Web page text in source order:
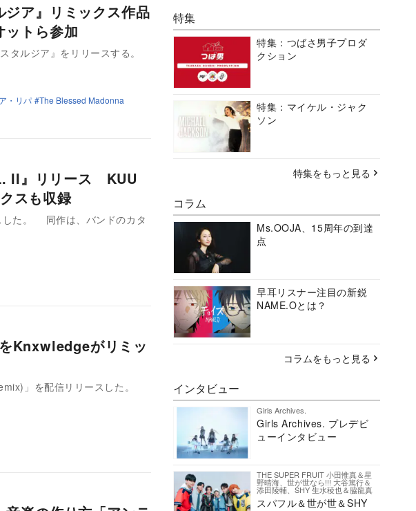
ア』リミックス作品
トら参加
ルジア』をリリースする。
・リパ
The Blessed Madonna
II』リリース KUU
スも収録
した。 同作は、バンドのカタ
Knxwledgeがリミッ
」を配信リリースした。
特集
特集：つばさ男子プロダ
クション
特集：マイケル・ジャク
ソン
特集をもっと見る
コラム
Ms.OOJA、15周年の到達
点
早耳リスナー注目の新鋭
NAME.Oとは？
コラムをもっと見る
インタビュー
Girls Archives.
Girls Archives. プレデビ
ューインタビュー
THE SUPER FRUIT 小田惟真＆星
野晴海、世が世なら!!! 大谷篤行＆
添田陵輔、SHY 生水稜也＆脇龍真
スパフル＆世が世＆SHY